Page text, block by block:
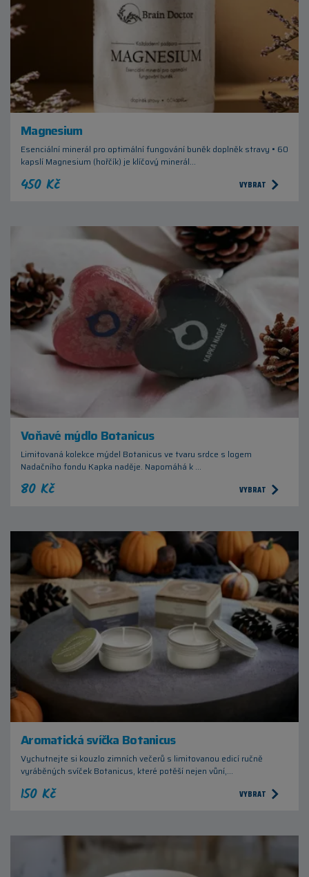
Magnesium
Esenciální minerál pro optimální fungování buněk doplněk stravy • 60
kapslí Magnesium (hořčík) je klíčový minerál…
450 Kč VYBRAT
Voňavé mýdlo Botanicus
Limitovaná kolekce mýdel Botanicus ve tvaru srdce s logem
Nadačního fondu Kapka naděje. Napomáhá k …
80 Kč VYBRAT
Aromatická svíčka Botanicus
Vychutnejte si kouzlo zimních večerů s limitovanou edicí ručně
vyráběných svíček Botanicus, které potěší nejen vůní,…
150 Kč VYBRAT